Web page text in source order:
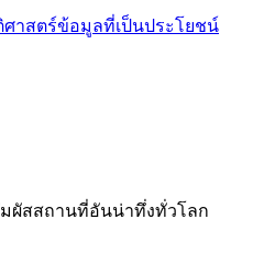
ศาสตร์ข้อมูลที่เป็นประโยชน์
ผัสสถานที่อันน่าทึ่งทั่วโลก